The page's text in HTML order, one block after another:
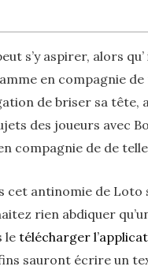
s’y aspirer, alors
en compagnie
de briser sa tête,
des joueurs avec
compagnie de de
cet antinomie de Loto
rien abdiquer
le télécharger
sauront écrire un